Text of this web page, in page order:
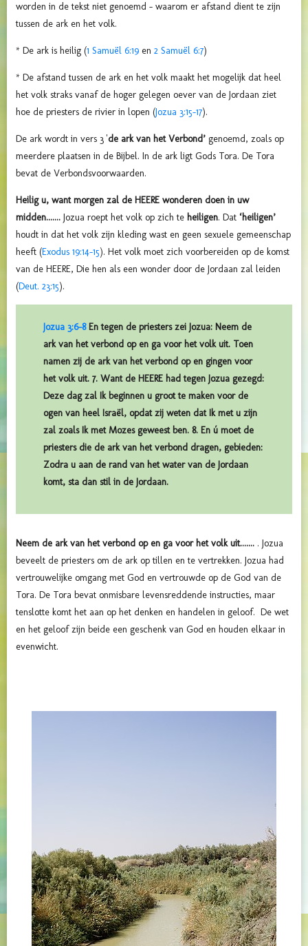
worden in de tekst niet genoemd – waarom er afstand dient te zijn
tussen de ark en het volk.
* De ark is heilig (1 Samuël 6:19 en 2 Samuël 6:7)
* De afstand tussen de ark en het volk maakt het mogelijk dat heel
het volk straks vanaf de hoger gelegen oever van de Jordaan ziet
hoe de priesters de rivier in lopen (Jozua 3:15-17).
De ark wordt in vers 3 'de ark van het Verbond’ genoemd, zoals op
meerdere plaatsen in de Bijbel. In de ark ligt Gods Tora. De Tora
bevat de Verbondsvoorwaarden.
Heilig u, want morgen zal de HEERE wonderen doen in uw
midden....... Jozua roept het volk op zich te heiligen. Dat ‘heiligen’
houdt in dat het volk zijn kleding wast en geen sexuele gemeenschap
heeft (Exodus 19:14-15). Het volk moet zich voorbereiden op de komst
van de HEERE, Die hen als een wonder door de Jordaan zal leiden
(Deut. 23:15).
Jozua 3:6-8En tegen de priesters zei Jozua: Neem de
ark van het verbond op en ga voor het volk uit. Toen
namen zij de ark van het verbond op en gingen voor
het volk uit. 7. Want de HEERE had tegen Jozua gezegd:
Deze dag zal Ik beginnen u groot te maken voor de
ogen van heel Israël, opdat zij weten dat Ik met u zijn
zal zoals Ik met Mozes geweest ben. 8. En ú moet de
priesters die de ark van het verbond dragen, gebieden:
Zodra u aan de rand van het water van de Jordaan
komt, sta dan stil in de Jordaan.
Neem de ark van het verbond op en ga voor het volk uit....... . Jozua
beveelt de priesters om de ark op tillen en te vertrekken. Jozua had
vertrouwelijke omgang met God en vertrouwde op de God van de
Tora. De Tora bevat onmisbare levensreddende instructies, maar
tenslotte komt het aan op het denken en handelen in geloof. De wet
en het geloof zijn beide een geschenk van God en houden elkaar in
evenwicht.